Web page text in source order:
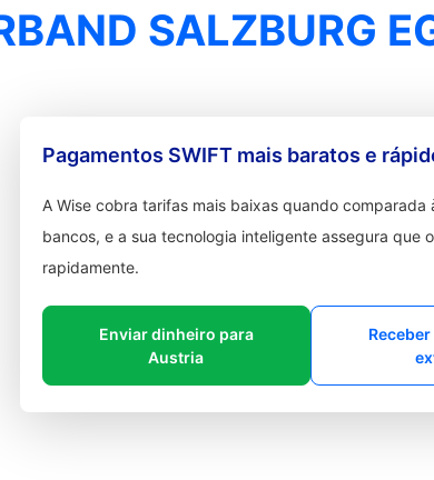
SALZBURG
Pagamentos SWIFT mais baratos e
A Wise cobra tarifas mais baixas quando comparada
bancos, e a sua tecnologia inteligente assegura que
rapidamente.
Enviar dinheiro para
Austria